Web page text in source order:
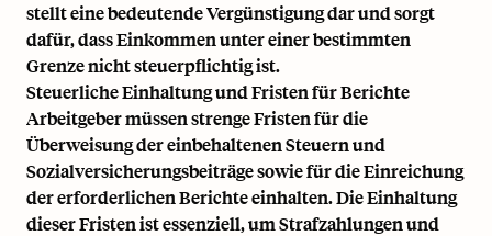
stellt eine bedeutende Vergünstigung dar und sorgt
dafür, dass Einkommen unter einer bestimmten
Grenze nicht steuerpflichtig ist.
Steuerliche Einhaltung und Fristen für Berichte
Arbeitgeber müssen strenge Fristen für die
Überweisung der einbehaltenen Steuern und
Sozialversicherungsbeiträge sowie für die Einreichung
der erforderlichen Berichte einhalten. Die Einhaltung
dieser Fristen ist essenziell, um Strafzahlungen und